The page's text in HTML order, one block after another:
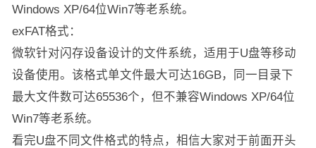
Windows XP/64位Win7等老系统。
exFAT格式：
微软针对闪存设备设计的文件系统，适用于U盘等移动
设备使用。该格式单文件最大可达16GB，同一目录下
最大文件数可达65536个，但不兼容Windows XP/64位
Win7等老系统。
看完U盘不同文件格式的特点，相信大家对于前面开头